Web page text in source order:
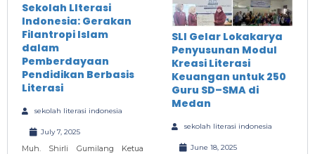
Sekolah LIterasi
Indonesia: Gerakan
Filantropi Islam
dalam
Pemberdayaan
Pendidikan Berbasis
Literasi
sekolah literasi indonesia
July 7, 2025
Muh. Shirli Gumilang Ketua
SLI Gelar Lokakarya
Penyusunan Modul
Kreasi Literasi
Keuangan untuk 250
Guru SD–SMA di
Medan
sekolah literasi indonesia
June 18, 2025